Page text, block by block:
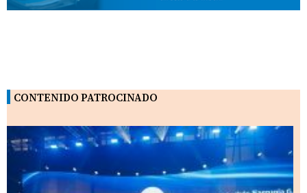
CONTENIDO PATROCINADO